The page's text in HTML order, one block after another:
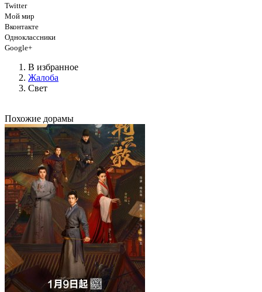
Twitter
Мой мир
Вконтакте
Одноклассники
Google+
В избранное
Жалоба
Свет
Похожие дорамы